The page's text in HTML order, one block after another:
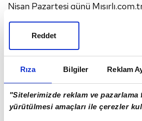
Rıza Bilgiler Reklam
"Sitelerimizde reklam ve
yürütülmesi amaçları ile çerezler
Reddet
Nisan Pazartesi günü
Karagümrükile sahasında
karşılaşmanın hazırlıklarına, bir
başladı.
'nde teknik
yönetiminde basına kapalı
antrenman, yaklaşık 1 saat 20